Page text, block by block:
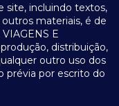
site, incluindo textos,
materiais, é de
E
distribuição,
outro uso dos
prévia por escrito do